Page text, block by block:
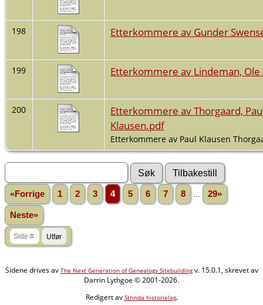
198 Etterkommere av Gunder
199 Etterkommere av Lindeman, Ole
200
Etterkommere av Thorgaard,
Klausen.pdf
Etterkommere av Paul Klausen
«Forrige 1 2 3 4 5 6 7 8 29»
Neste»
Sidene drives av The Next Generation of Genealogy Sitebuildingv. 15.0.1, skrevet av
Darrin Lythgoe © 2001-2026.
Redigert av Strinda historielag.